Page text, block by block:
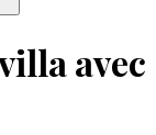
avec